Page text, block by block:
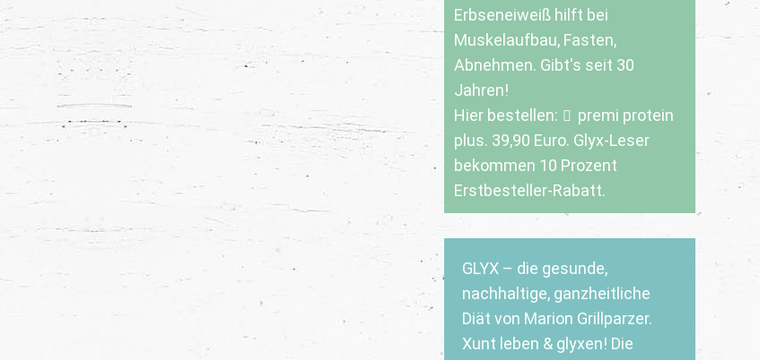
Erbseneiweiß hilft bei
Muskelaufbau, Fasten,
Abnehmen. Gibt's seit 30
Jahren!
Hier bestellen:
premi protein
plus. 39,90 Euro. Glyx-Leser
bekommen 10 Prozent
Erstbesteller-Rabatt.
GLYX – die gesunde,
nachhaltige, ganzheitliche
Diät von Marion Grillparzer.
Xunt leben & glyxen! Die